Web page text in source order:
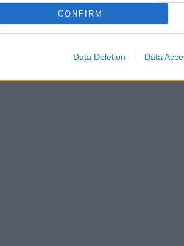
CONFIRM
Data Deletion Data